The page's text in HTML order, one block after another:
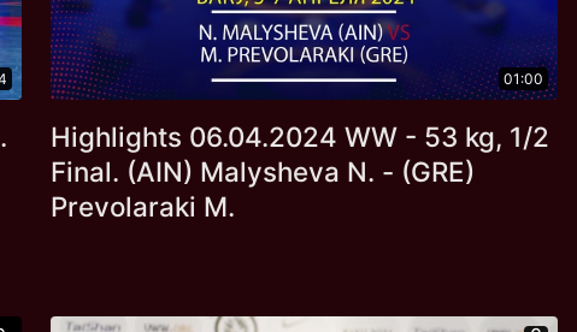
01:00
Highlights 06.04.2024 WW - 53 kg, 1/2
Final. (AIN) Malysheva N. - (GRE)
Prevolaraki M.